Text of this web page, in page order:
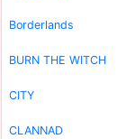
Borderlands
BURN THE WITCH
CITY
CLANNAD